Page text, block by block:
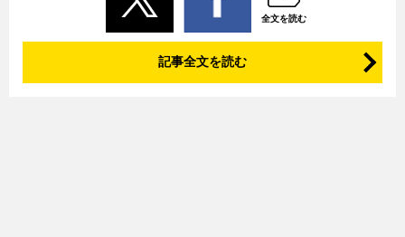
全文を読む
記事全文を読む